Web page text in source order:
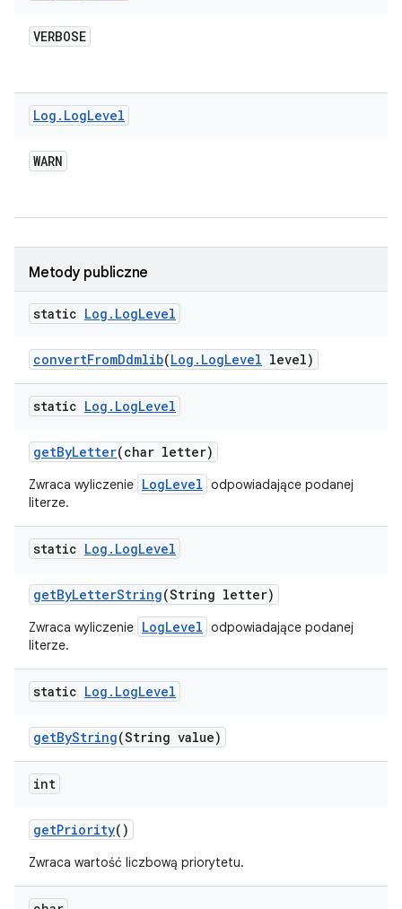
VERBOSE
Log . LogLevel
WARN
Metody publiczne
static Log . LogLevel
convertFromDdmlib(Log . LogLevel level)
static Log . LogLevel
getByLetter(char letter)
Zwraca wyliczenie LogLevel odpowiadające podanej
literze.
static Log . LogLevel
getByLetterString(String letter)
Zwraca wyliczenie LogLevel odpowiadające podanej
literze.
static Log . LogLevel
getByString(String value)
int
getPriority()
Zwraca wartość liczbową priorytetu.